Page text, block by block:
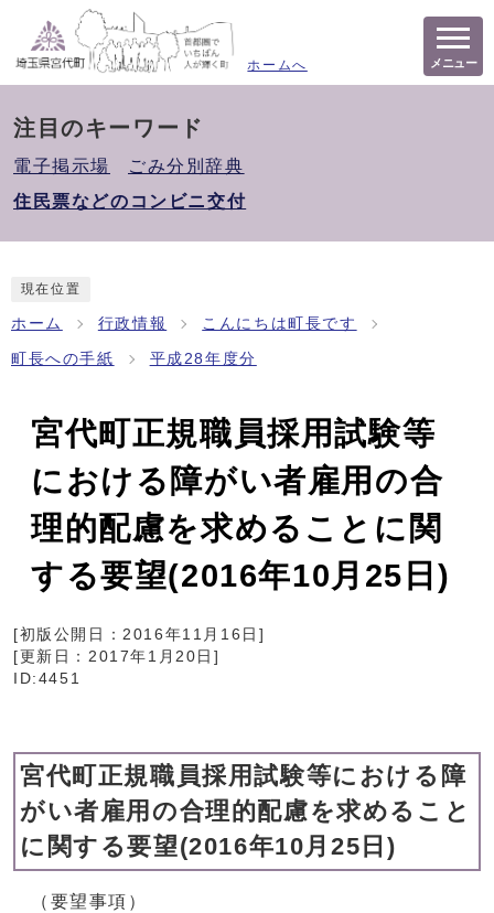
ホームへ メニュー
注目のキーワード
電子掲示場
ごみ分別辞典
住民票などのコンビニ交付
現在位置
ホーム 行政情報 こんにちは町長です
町長への手紙 平成28年度分
宮代町正規職員採用試験等
における障がい者雇用の合
理的配慮を求めることに関
する要望(2016年10月25日)
[初版公開日：2016年11月16日 ]
[更新日： 2017年1月20日 ]
ID:4451
宮代町正規職員採用試験等における障
がい者雇用の合理的配慮を求めること
に関する要望(2016年10月25日)
（要望事項）